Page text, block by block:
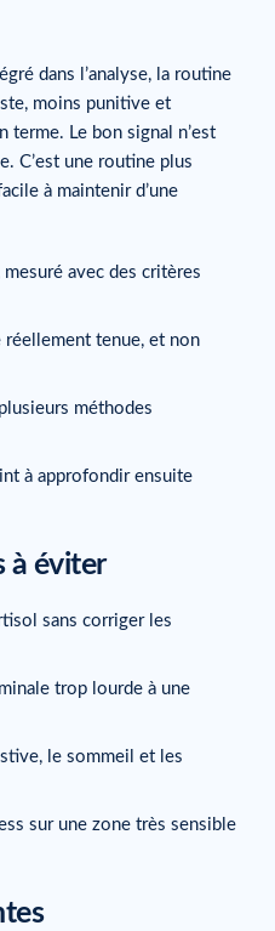
dans l’analyse, la routine
moins punitive et
terme. Le bon signal n’est
C’est une routine plus
à maintenir d’une
avec des critères
tenue, et non
méthodes
à approfondir ensuite
à éviter
sans corriger les
trop lourde à une
le sommeil et les
sur une zone très sensible